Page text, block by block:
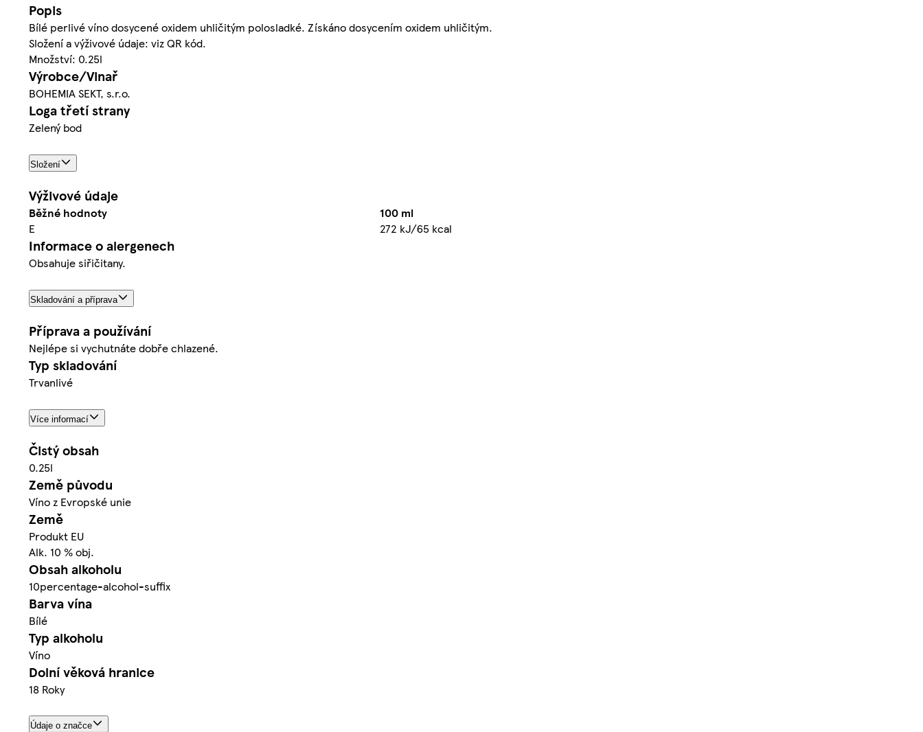
Popis
Bílé perlivé víno dosycené oxidem uhličitým polosladké. Získáno dosycením oxidem uhličitým.
Složení a výživové údaje: viz QR kód.
Množství: 0.25l
Výrobce/Vinař
BOHEMIA SEKT, s.r.o.
Loga třetí strany
Zelený bod
Složení
Výživové údaje
Běžné hodnoty
100 ml
E
272 kJ/65 kcal
Informace o alergenech
Obsahuje siřičitany.
Skladování a příprava
Příprava a používání
Nejlépe si vychutnáte dobře chlazené.
Typ skladování
Trvanlivé
Více informací
Čistý obsah
0.25l
Země původu
Víno z Evropské unie
Země
Produkt EU
Alk. 10 % obj.
Obsah alkoholu
10percentage-alcohol-suffix
Barva vína
Bílé
Typ alkoholu
Víno
Dolní věková hranice
18 Roky
Údaje o značce